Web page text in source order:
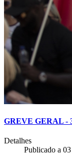
GREVE GERAL -
Detalhes
Publicado a